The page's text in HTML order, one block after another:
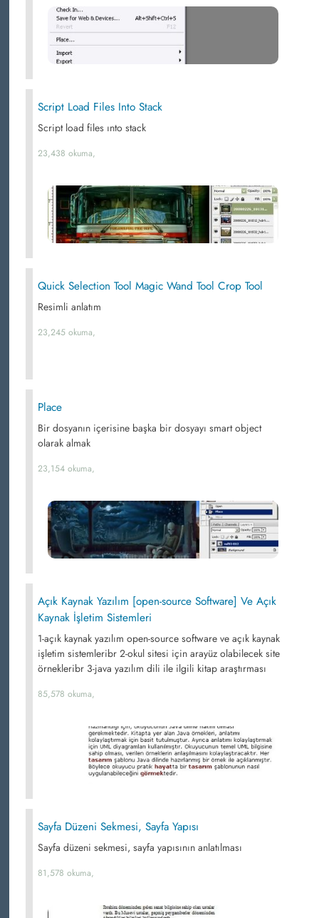
Script Load Files Into Stack
Script load files ınto stack
23,438 okuma,
Quick Selection Tool Magic Wand Tool Crop Tool
Resimli anlatım
23,245 okuma,
Place
Bir dosyanın içerisine başka bir dosyayı smart object
olarak almak
23,154 okuma,
Açık Kaynak Yazılım [open-source Software] Ve Açık
Kaynak İşletim Sistemleri
1-açık kaynak yazılım open-source software ve açık kaynak
işletim sistemleribr 2-okul sitesi için arayüz olabilecek site
örnekleribr 3-java yazılım dili ile ilgili kitap araştırması
85,578 okuma,
Sayfa Düzeni Sekmesi, Sayfa Yapısı
Sayfa düzeni sekmesi, sayfa yapısının anlatılması
81,578 okuma,